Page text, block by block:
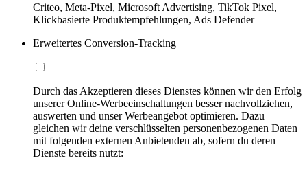
Criteo, Meta-Pixel, Microsoft Advertising, TikTok Pixel,
Klickbasierte Produktempfehlungen, Ads Defender
Erweitertes Conversion-Tracking
Durch das Akzeptieren dieses Dienstes können wir den Erfolg
unserer Online-Werbeeinschaltungen besser nachvollziehen,
auswerten und unser Werbeangebot optimieren. Dazu
gleichen wir deine verschlüsselten personenbezogenen Daten
mit folgenden externen Anbietenden ab, sofern du deren
Dienste bereits nutzt: